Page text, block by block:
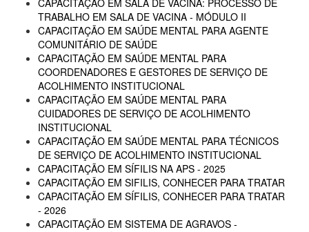
CAPACITAÇÃO EM SALA DE VACINA: PROCESSO DE
TRABALHO EM SALA DE VACINA - MÓDULO II
CAPACITAÇÃO EM SAÚDE MENTAL PARA AGENTE
COMUNITÁRIO DE SAÚDE
CAPACITAÇÃO EM SAÚDE MENTAL PARA
COORDENADORES E GESTORES DE SERVIÇO DE
ACOLHIMENTO INSTITUCIONAL
CAPACITAÇÃO EM SAÚDE MENTAL PARA
CUIDADORES DE SERVIÇO DE ACOLHIMENTO
INSTITUCIONAL
CAPACITAÇÃO EM SAÚDE MENTAL PARA TÉCNICOS
DE SERVIÇO DE ACOLHIMENTO INSTITUCIONAL
CAPACITAÇÃO EM SÍFILIS NA APS - 2025
CAPACITAÇÃO EM SIFILIS, CONHECER PARA TRATAR
CAPACITAÇÃO EM SÍFILIS, CONHECER PARA TRATAR
- 2026
CAPACITAÇÃO EM SISTEMA DE AGRAVOS -